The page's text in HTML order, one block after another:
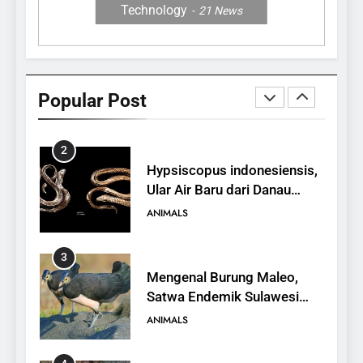
Technology 21 News
Popular Post
1
Antelope, Si Antelop
2
Hypsiscopus indonesiensis,
Ular Air Baru dari Danau
Towuti
ANIMALS
3
Mengenal Burung Maleo,
Satwa Endemik Sulawesi
yang Terancam Punah
ANIMALS